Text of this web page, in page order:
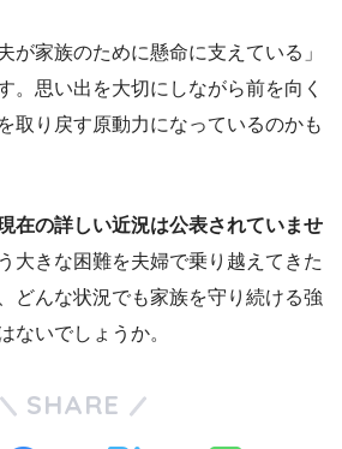
が家族のために懸命に支えている」
。思い出を大切にしながら前を向く
取り戻す原動力になっているのかも
在の詳しい近況は公表されていませ
大きな困難を夫婦で乗り越えてきた
どんな状況でも家族を守り続ける強
ないでしょうか。
SHARE